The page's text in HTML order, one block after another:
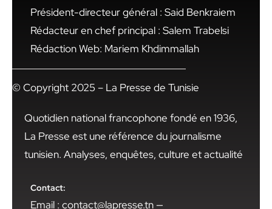
Président-directeur général : Said Benkraiem
Rédacteur en chef principal : Salem Trabelsi
Rédaction Web: Mariem Khdimmallah
© Copyright 2025 – La Presse de Tunisie
Quotidien national francophone fondé en 1936,
La Presse est une référence du journalisme
tunisien. Analyses, enquêtes, culture et actualité
Contact:
Email : contact@lapresse.tn —